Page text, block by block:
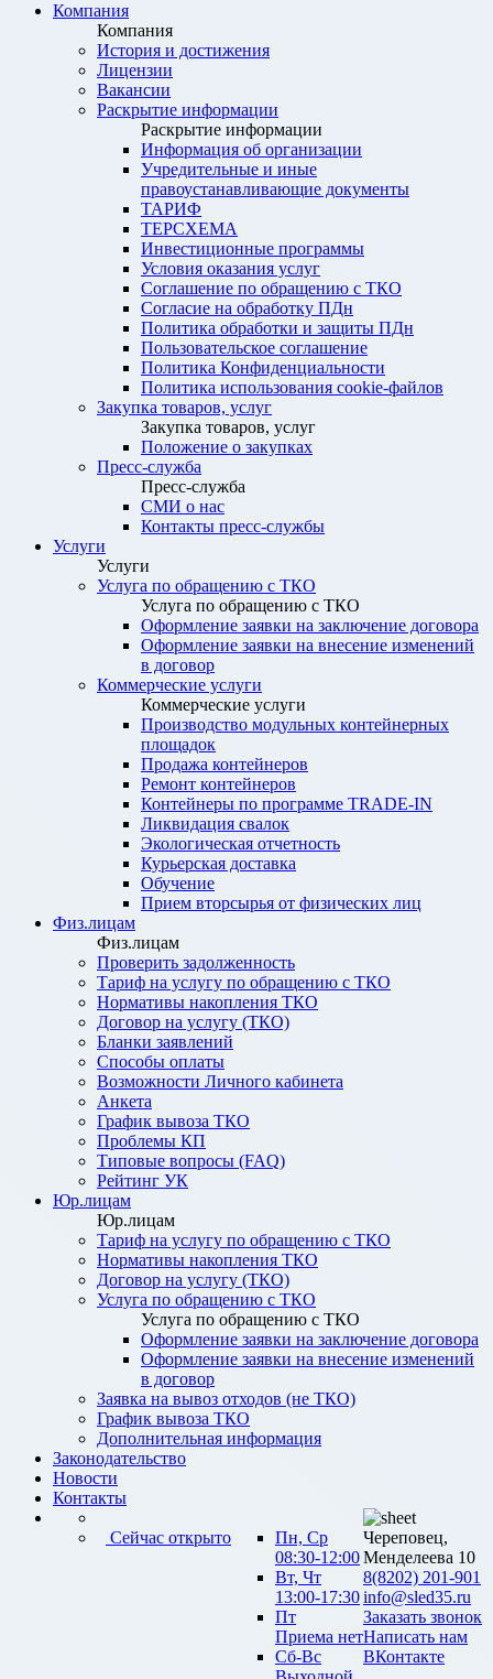
Компания
Компания
История и достижения
Лицензии
Вакансии
Раскрытие информации
Раскрытие информации
Информация об организации
Учредительные и иные
правоустанавливающие документы
ТАРИФ
ТЕРСХЕМА
Инвестиционные программы
Условия оказания услуг
Соглашение по обращению с ТКО
Согласие на обработку ПДн
Политика обработки и защиты ПДн
Пользовательское соглашение
Политика Конфиденциальности
Политика использования cookie-файлов
Закупка товаров, услуг
Закупка товаров, услуг
Положение о закупках
Пресс-служба
Пресс-служба
СМИ о нас
Контакты пресс-службы
Услуги
Услуги
Услуга по обращению с ТКО
Услуга по обращению с ТКО
Оформление заявки на заключение договора
Оформление заявки на внесение изменений
в договор
Коммерческие услуги
Коммерческие услуги
Производство модульных контейнерных
площадок
Продажа контейнеров
Ремонт контейнеров
Контейнеры по программе TRADE-IN
Ликвидация свалок
Экологическая отчетность
Курьерская доставка
Обучение
Прием вторсырья от физических лиц
Физ.лицам
Физ.лицам
Проверить задолженность
Тариф на услугу по обращению с ТКО
Нормативы накопления ТКО
Договор на услугу (ТКО)
Бланки заявлений
Способы оплаты
Возможности Личного кабинета
Анкета
График вывоза ТКО
Проблемы КП
Типовые вопросы (FAQ)
Рейтинг УК
Юр.лицам
Юр.лицам
Тариф на услугу по обращению с ТКО
Нормативы накопления ТКО
Договор на услугу (ТКО)
Услуга по обращению с ТКО
Услуга по обращению с ТКО
Оформление заявки на заключение договора
Оформление заявки на внесение изменений
в договор
Заявка на вывоз отходов (не ТКО)
График вывоза ТКО
Дополнительная информация
Законодательство
Новости
Контакты
Сейчас открыто
Пн, Ср
08:30-12:00
Вт, Чт
13:00-17:30
Пт
Приема нет
Сб-Вс
Череповец,
Менделеева 10
8(8202) 201-901
info@sled35.ru
Заказать звонок
Написать нам
ВКонтакте